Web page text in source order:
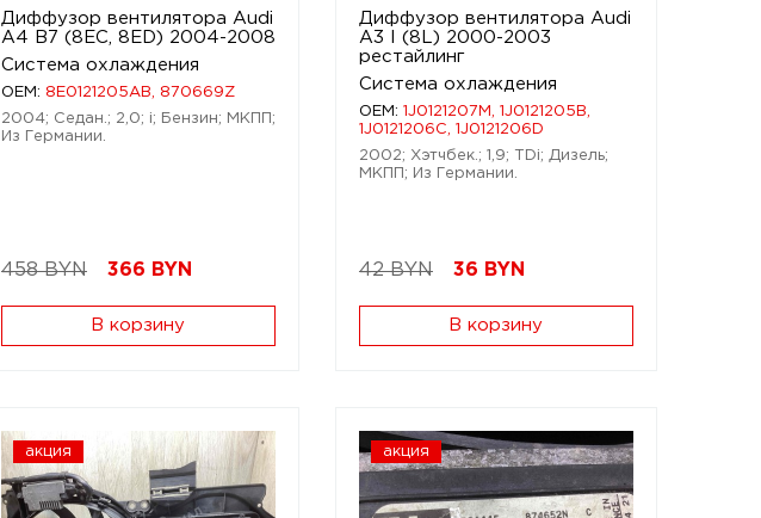
Диффузор вентилятора Audi
A4 B7 (8EC, 8ED) 2004-2008
Система охлаждения
OEM: 8E0121205AB, 870669Z
2004; Седан.; 2,0; i; Бензин; МКПП;
Из Германии.
458 BYN 366 BYN
В корзину
Диффузор вентилятора Audi
A3 I (8L) 2000-2003
рестайлинг
Система охлаждения
OEM: 1J0121207M, 1J0121205B,
1J0121206C, 1J0121206D
2002; Хэтчбек.; 1,9; TDi; Дизель;
МКПП; Из Германии.
42 BYN 36 BYN
В корзину
акция акция